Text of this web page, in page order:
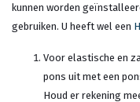
kunnen worden
gebruiken. U heeft wel een
Voor elastische en
pons uit met een
Houd er rekening